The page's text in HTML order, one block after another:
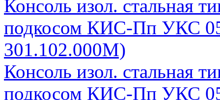
Консоль изол. стальная
подкосом КИС-Пп УКС
301.102.000М)
Консоль изол. стальная
подкосом КИС-Пп УКС